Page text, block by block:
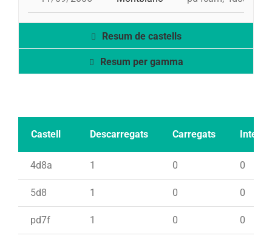
Resum de castells
Resum per gamma
Castell Descarregats Carregats Intents
4d8a 1 0 0
5d8 1 0 0
pd7f 1 0 0